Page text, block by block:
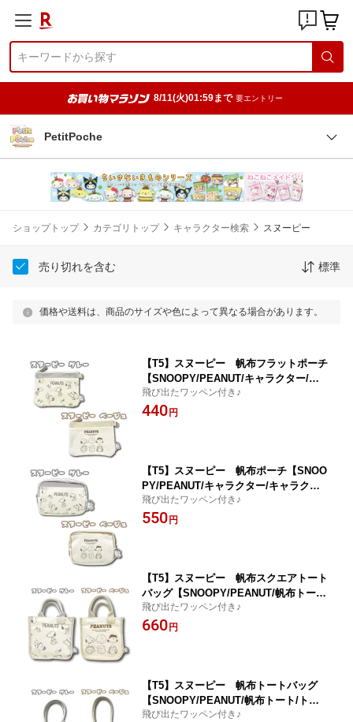
8/11(火)01:59まで 要エントリー
PetitPoche
ショップトップ カテゴリトップ キャラクター検索 スヌーピー
売り切れを含む 標準
価格や送料は、商品のサイズや色によって異なる場合があります。
【T5】スヌーピー 帆布フラットポーチ
【SNOOPY/PEANUT/キャラクター/キ
ャラクターポーチ/キャラポーチ/プレゼ
ント/ギフト】【2403】
飛び出たワッペン付き♪
440 円
【T5】スヌーピー 帆布ポーチ【SNOO
PY/PEANUT/キャラクター/キャラクタ
ーポーチ/キャラポーチ/プレゼント/ギフ
ト】【2403】
飛び出たワッペン付き♪
550 円
【T5】スヌーピー 帆布スクエアトート
バッグ【SNOOPY/PEANUT/帆布トー
ト/トート/手提げバッグ/補助バッグ】
【2403】
飛び出たワッペン付き♪
660 円
【T5】スヌーピー 帆布トートバッグ
【SNOOPY/PEANUT/帆布トート/トー
ト/手提げバッグ/補助バッグ】【2403】
飛び出たワッペン付き♪